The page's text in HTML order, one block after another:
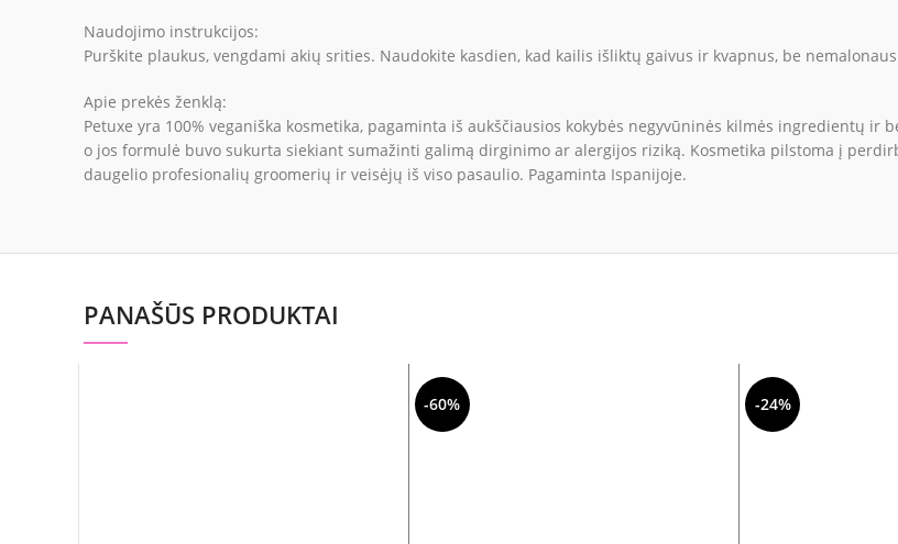
Naudojimo instrukcijos:
Purškite plaukus, vengdami akių srities. Naudokite kasdien, kad kailis išliktų gaivus ir kvapnus, be
Apie prekės ženklą:
Petuxe yra 100% veganiška kosmetika, pagaminta iš aukščiausios kokybės negyvūninės kilmės ingredientų
o jos formulė buvo sukurta siekiant sumažinti galimą dirginimo ar alergijos riziką. Kosmetika pilstoma į
daugelio profesionalių groomerių ir veisėjų iš viso pasaulio. Pagaminta Ispanijoje.
PANAŠŪS PRODUKTAI
-60% -24%